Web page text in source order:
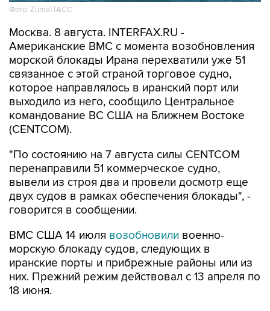
Москва. 8 августа. INTERFAX.RU -
морской блокады Ирана перехватили уже 51
связанное с этой страной торговое судно,
которое направлялось в иранский порт или
выходило из него, сообщило Центральное
командование ВС США на Ближнем Востоке
(CENTCOM).
"По состоянию на 7 августа силы CENTCOM
вывели из строя два и провели досмотр еще
двух судов в рамках обеспечения блокады", -
говорится в сообщении.
ВМС США 14 июлявозобновили
иранские порты и прибрежные районы или из
них. Прежний режим действовал с 13 апреля по
18 июня.
За два месяца силы Центрального